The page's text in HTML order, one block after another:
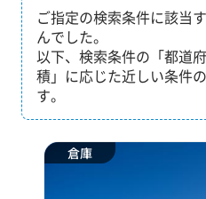
ご指定の検索条件に該当
んでした。
以下、検索条件の「都道
積」に応じた近しい条件
す。
倉庫